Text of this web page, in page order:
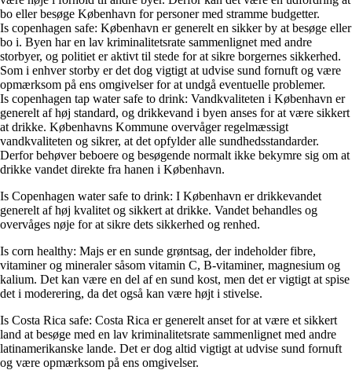
bo eller besøge København for personer med stramme budgetter.
Is copenhagen safe: København er generelt en sikker by at besøge eller
bo i. Byen har en lav kriminalitetsrate sammenlignet med andre
storbyer, og politiet er aktivt til stede for at sikre borgernes sikkerhed.
Som i enhver storby er det dog vigtigt at udvise sund fornuft og være
opmærksom på ens omgivelser for at undgå eventuelle problemer.
Is copenhagen tap water safe to drink: Vandkvaliteten i København er
generelt af høj standard, og drikkevand i byen anses for at være sikkert
at drikke. Københavns Kommune overvåger regelmæssigt
vandkvaliteten og sikrer, at det opfylder alle sundhedsstandarder.
Derfor behøver beboere og besøgende normalt ikke bekymre sig om at
drikke vandet direkte fra hanen i København.
Is Copenhagen water safe to drink: I København er drikkevandet
generelt af høj kvalitet og sikkert at drikke. Vandet behandles og
overvåges nøje for at sikre dets sikkerhed og renhed.
Is corn healthy: Majs er en sunde grøntsag, der indeholder fibre,
vitaminer og mineraler såsom vitamin C, B-vitaminer, magnesium og
kalium. Det kan være en del af en sund kost, men det er vigtigt at spise
det i moderering, da det også kan være højt i stivelse.
Is Costa Rica safe: Costa Rica er generelt anset for at være et sikkert
land at besøge med en lav kriminalitetsrate sammenlignet med andre
latinamerikanske lande. Det er dog altid vigtigt at udvise sund fornuft
og være opmærksom på ens omgivelser.